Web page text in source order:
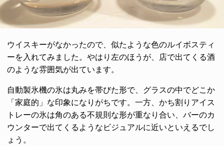
ウイスキーがなかったので、似たような色のルイボスティ
ーを入れてみました。やはり左のほうが、店で出てくる酒
のような雰囲気が出ています。
自動製氷機の氷は丸みを帯びた形で、グラスの中でどこか
「家庭的」な印象になりがちです。一方、かち割りアイス
トレーの氷は角のある不規則な形が重なり合い、バーのカ
ウンターで出てくるようなビジュアルに近いといえるでし
ょう。